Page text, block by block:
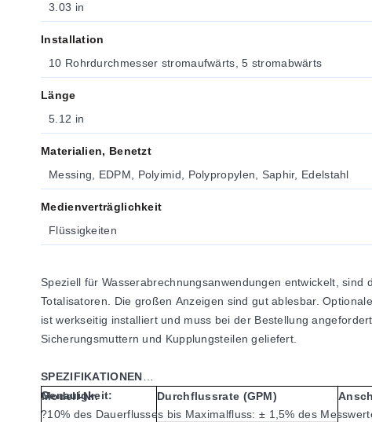
3.03 in
Installation
10 Rohrdurchmesser stromaufwärts, 5 stromabwärts
Länge
5.12 in
Materialien, Benetzt
Messing, EDPM, Polyimid, Polypropylen, Saphir, Edelstahl
Medienverträglichkeit
Flüssigkeiten
Speziell für Wasserabrechnungsanwendungen entwickelt,
Totalisatoren. Die großen Anzeigen sind gut ablesbar.
ist werkseitig installiert und muss bei der Bestellung
Sicherungsmuttern und Kupplungsteilen geliefert.
SPEZIFIKATIONEN
Genauigkeit:
?10% des Dauerflusses bis Maximalfluss: ± 1,5% des
Modell-Nr. Durchflussrate (GPM)